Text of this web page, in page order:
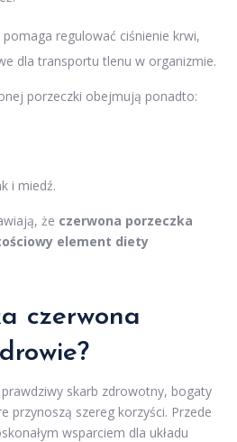
regulować ciśnienie krwi,
dla transportu tlenu w organizmie.
porzeczki obejmują ponadto:
i miedź.
że czerwona porzeczka
element diety
czerwona
skarb zdrowotny, bogaty
przynoszą szereg korzyści. Przede
wsparciem dla układu